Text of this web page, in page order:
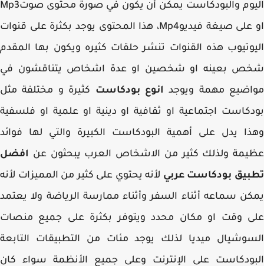
اليوم والبودكاست يمكن أن يكون في صورة محتوى صوتMp3
او على صيغة فيديوMp4، هذا المحتوى يوجد بكثرة على قنوات
هذه القنوات تنشر حلقات كثيره ويكون بها المقدم
بعينه او شخصين او عدة اشخاص يتناقشون في
مهمة ويوجدانوع بودكاستكثيرة و مختلفة مثل
اجتماعية او ثقافية او دينية او علمية او فلسفية
يدل على أهمية البودكاست الكبيرة والتي لها فوائد
ولذلك كثير من الاشخاص العرب يبحثون عنافضل
بودكاست عربيلأنه يحتوي على كثير من المميزات لأنه
سماعه أثناء السفر وأثناء ممارسة الرياضة ولا يعتمد
وقت او مكان محدد ويتوفر بكثرة على جميع منصات
ميديا لذلك يوجد مئات من التطبيقات التابعة
على الإنترنت وعلى جميع الأنظمة سواء كان